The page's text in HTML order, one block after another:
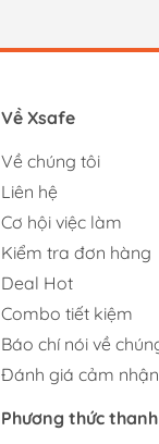
Về Xsafe
Về chúng tôi
Liên hệ
Cơ hội việc làm
Kiểm tra đơn hàng
Deal Hot
Combo tiết kiệm
Báo chí nói về
Đánh giá cảm
Phương thức